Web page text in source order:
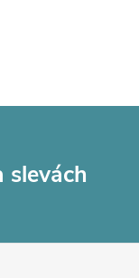
slevách